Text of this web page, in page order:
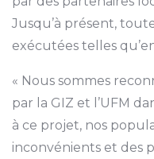
Jusqu’à présent,
exécutées telles
« Nous sommes
par la GIZ et l’UFM
à ce projet, nos
inconvénients et des